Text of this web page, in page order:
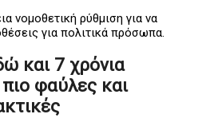
νομοθετική ρύθμιση για να
για πολιτικά πρόσωπα.
και 7 χρόνια
φαύλες και